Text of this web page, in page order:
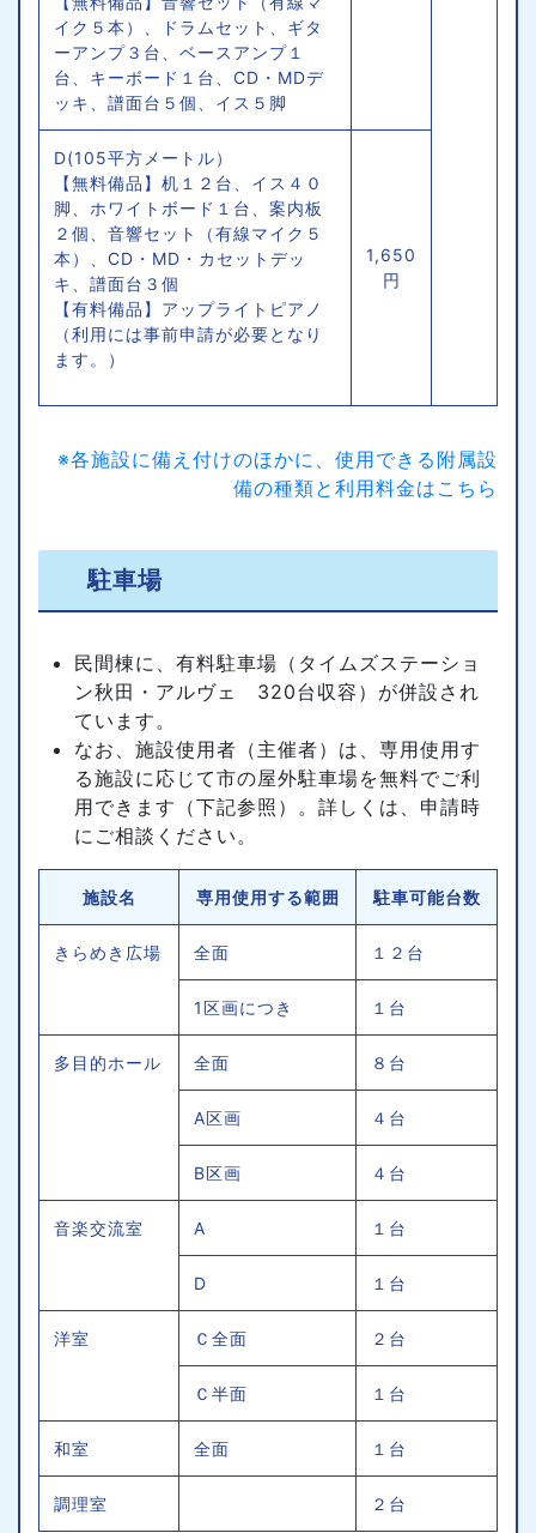
イク５本）、ドラムセット、ギタ
ーアンプ３台、ベースアンプ１
台、キーボード１台、CD・MDデ
ッキ、譜面台５個、イス５脚
D(105平方メートル）
【無料備品】机１２台、イス４０
脚、ホワイトボード１台、案内板
２個、音響セット（有線マイク５
本）、CD・MD・カセットデッ
キ、譜面台３個
【有料備品】アップライトピアノ
（利用には事前申請が必要となり
ます。）
1,650
円
※各施設に備え付けのほかに、使用できる附属設
備の種類と利用料金はこちら
駐車場
民間棟に、有料駐車場（タイムズステーショ
ン秋田・アルヴェ 320台収容）が併設され
ています。
なお、施設使用者（主催者）は、専用使用す
る施設に応じて市の屋外駐車場を無料でご利
用できます（下記参照）。詳しくは、申請時
にご相談ください。
施設名 専用使用する範囲 駐車可能台数
きらめき広場 全面 １２台
1区画につき １台
多目的ホール 全面 ８台
A区画 ４台
B区画 ４台
音楽交流室 A １台
D １台
洋室 Ｃ全面 ２台
Ｃ半面 １台
和室 全面 １台
調理室 ２台